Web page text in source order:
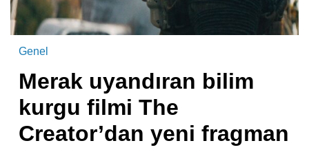
Genel
Merak uyandıran bilim
kurgu filmi The
Creator’dan yeni fragman